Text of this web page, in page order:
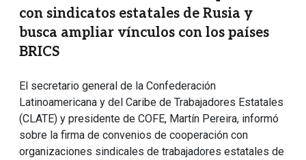
con sindicatos estatales de Rusia y
busca ampliar vínculos con los países
BRICS
El secretario general de la Confederación
Latinoamericana y del Caribe de Trabajadores Estatales
(CLATE) y presidente de COFE, Martín Pereira, informó
sobre la firma de convenios de cooperación con
organizaciones sindicales de trabajadores estatales de